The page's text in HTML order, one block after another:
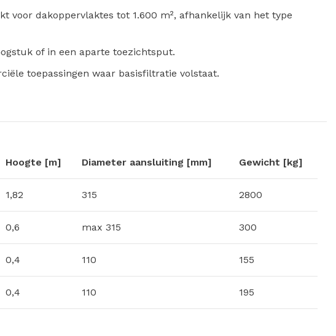
voor dakoppervlaktes tot 1.600 m², afhankelijk van het type
of in een aparte toezichtsput.
toepassingen waar basisfiltratie volstaat.
Hoogte [m] Diameter aansluiting [mm] Gewicht [kg]
1,82 315 2800
0,6 max 315 300
0,4 110 155
0,4 110 195